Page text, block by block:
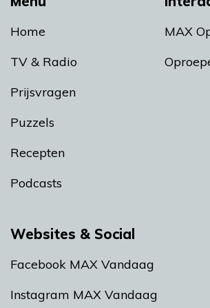
Home
TV & Radio
Prijsvragen
Puzzels
Recepten
Podcasts
MAX
Websites & Social
Facebook MAX Vandaag
Instagram MAX Vandaag